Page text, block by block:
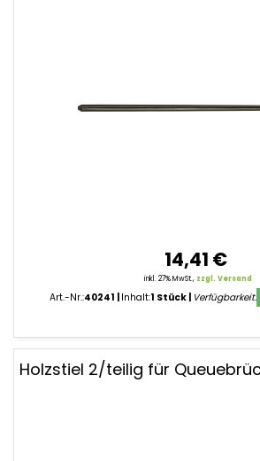
14,41 €
inkl. 27% MwSt., zzgl. Versand
Art.-Nr.:40241 Inhalt:1 Stück Verfügbarkeit: